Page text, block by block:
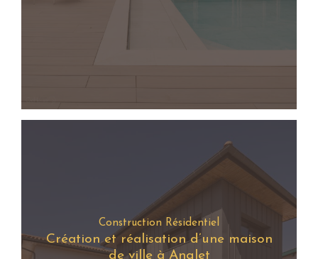
Construction Résidentiel
Création et réalisation d’une maison
de ville à Anglet